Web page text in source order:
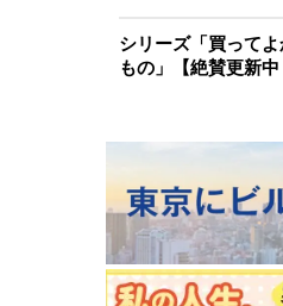
シリーズ「買って
もの」【絶賛更新中